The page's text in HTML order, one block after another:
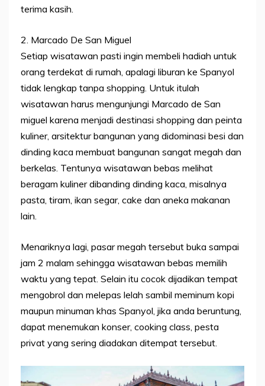
terima kasih.
2. Marcado De San Miguel
Setiap wisatawan pasti ingin membeli hadiah untuk
orang terdekat di rumah, apalagi liburan ke Spanyol
tidak lengkap tanpa shopping. Untuk itulah
wisatawan harus mengunjungi Marcado de San
miguel karena menjadi destinasi shopping dan peinta
kuliner, arsitektur bangunan yang didominasi besi dan
dinding kaca membuat bangunan sangat megah dan
berkelas. Tentunya wisatawan bebas melihat
beragam kuliner dibanding dinding kaca, misalnya
pasta, tiram, ikan segar, cake dan aneka makanan
lain.
Menariknya lagi, pasar megah tersebut buka sampai
jam 2 malam sehingga wisatawan bebas memilih
waktu yang tepat. Selain itu cocok dijadikan tempat
mengobrol dan melepas lelah sambil meminum kopi
maupun minuman khas Spanyol, jika anda beruntung,
dapat menemukan konser, cooking class, pesta
privat yang sering diadakan ditempat tersebut.